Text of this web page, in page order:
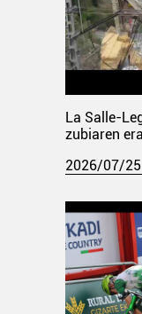
La Salle-
zubiaren
2026/07/25